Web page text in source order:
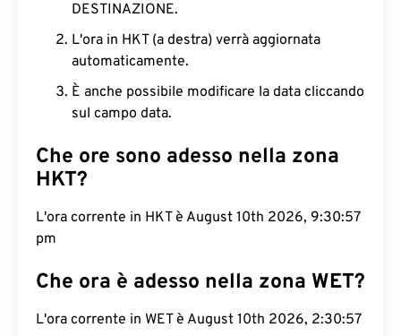
DESTINAZIONE.
L'ora in HKT (a destra) verrà aggiornata
automaticamente.
È anche possibile modificare la data cliccando
sul campo data.
Che ore sono adesso nella zona
HKT?
L'ora corrente in HKT è August 10th 2026, 9:30:58
pm
Che ora è adesso nella zona WET?
L'ora corrente in WET è August 10th 2026, 2:30:58